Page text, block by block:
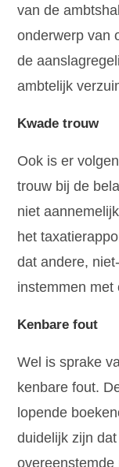
van de
onderwerp van
de
ambtelijk
Kwade trouw
Ook is er
trouw bij de
niet
het
dat andere,
instemmen met
Kenbare fout
Wel is sprake
kenbare fout.
lopende
duidelijk zijn
overeenstemde